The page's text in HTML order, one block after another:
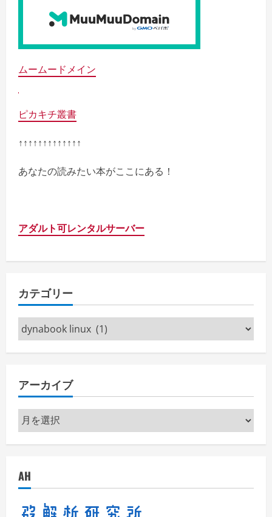
ムームードメイン
ピカキチ叢書
↑↑↑↑↑↑↑↑↑↑↑↑↑
あなたの読みたい本がここにある！
アダルト可レンタルサーバー
カテゴリー
カ
テ
ゴ
ー
アーカイブ
ア
ー
カ
ブ
AH